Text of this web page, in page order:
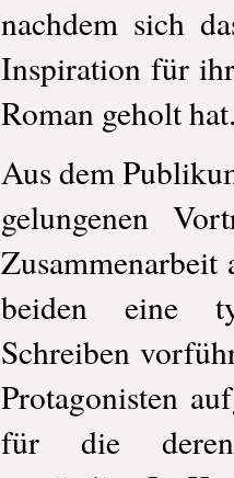
nachdem sich
Inspiration für
Roman geholt
Aus dem
gelungenen
beiden eine
Schreiben
Protagonisten
für die deren